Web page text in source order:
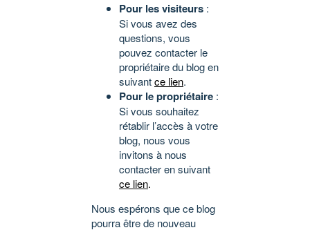
Pour les visiteurs :
Si vous avez des
questions, vous
pouvez contacter le
propriétaire du blog en
suivantce lien.
Pour le propriétaire :
Si vous souhaitez
rétablir l’accès à votre
blog, nous vous
invitons à nous
contacter en suivant
ce lien.
Nous espérons que ce blog
pourra être de nouveau